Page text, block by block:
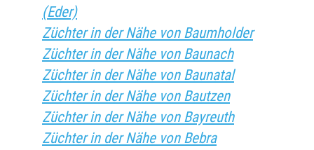
(Eder)
Züchter in der Nähe von Baumholder
Züchter in der Nähe von Baunach
Züchter in der Nähe von Baunatal
Züchter in der Nähe von Bautzen
Züchter in der Nähe von Bayreuth
Züchter in der Nähe von Bebra